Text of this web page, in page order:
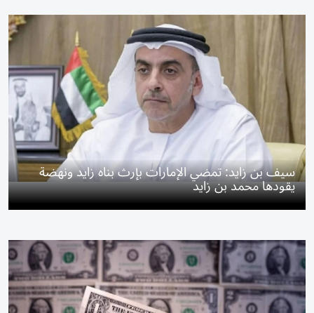
سيف بن زايد: تمضي الإمارات بإرث بناه زايد ونهضة
يقودها محمد بن زايد